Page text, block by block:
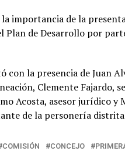
importancia de la
Plan de Desarrollo por
con la presencia de Juan
Clemente Fajardo,
Acosta, asesor jurídico y
de la personería
COMISIÓN CONCEJO